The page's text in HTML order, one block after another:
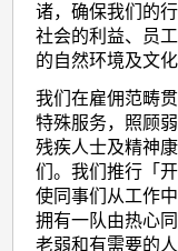
诸，确保我们的
社会的利益、员
的自然环境及文
我们在雇佣范畴
特殊服务，照顾
残疾人士及精神
们。我们推行「
使同事们从工作
拥有一队由热心
老弱和有需要的